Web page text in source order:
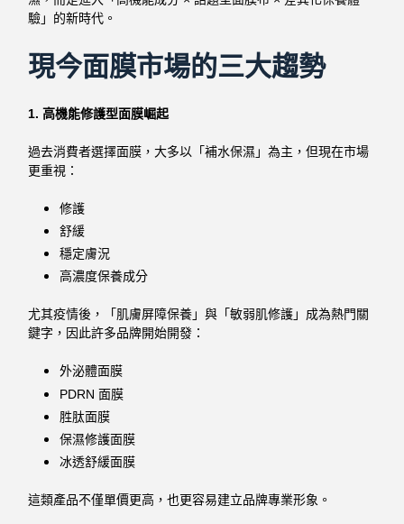
驗」的新時代。
現今面膜市場的三大趨勢
1. 高機能修護型面膜崛起
過去消費者選擇面膜，大多以「補水保濕」為主，但現在市場
更重視：
修護
舒緩
穩定膚況
高濃度保養成分
尤其疫情後，「肌膚屏障保養」與「敏弱肌修護」成為熱門關
鍵字，因此許多品牌開始開發：
外泌體面膜
PDRN 面膜
胜肽面膜
保濕修護面膜
冰透舒緩面膜
這類產品不僅單價更高，也更容易建立品牌專業形象。